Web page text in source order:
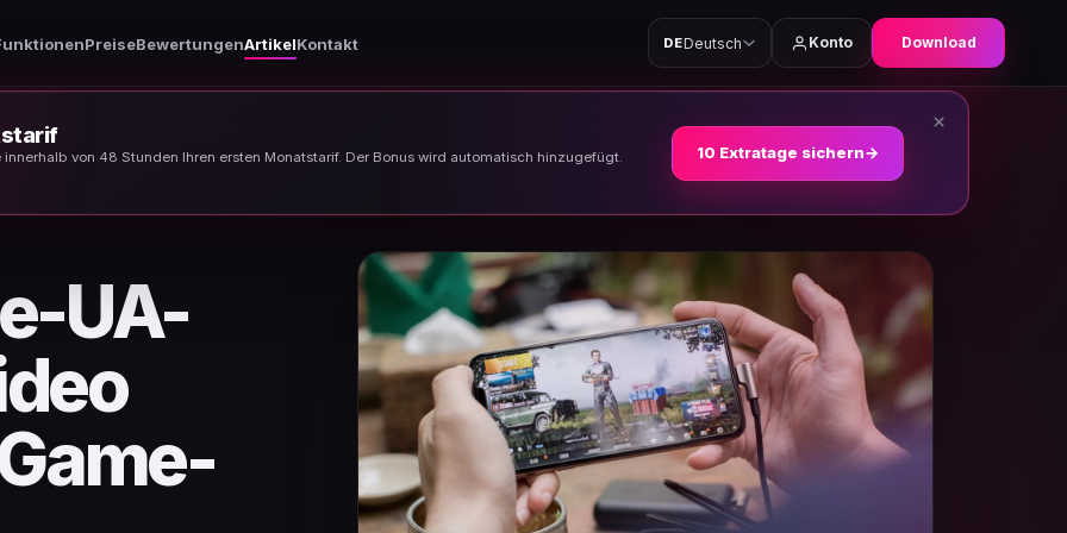
PreiseBewertungenArtikelKontakt DEDeutsch Konto Download
Video variation für Game-Offers
UA-
von 48 Stunden Ihren ersten Monatstarif. Der Bonus wird automatisch hinzugefügt. 10 Extratage sichern→
×